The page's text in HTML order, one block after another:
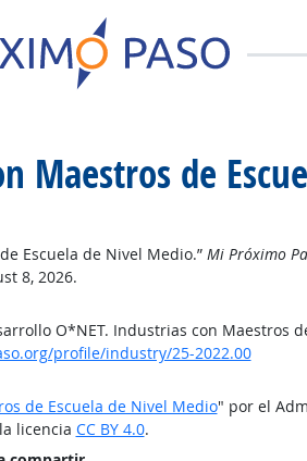
Maestros de
Escuela de Nivel Medio.” Mi Próximo
8, 2026.
O*NET. Industrias con Maestros
profile/industry/25-2022.00
de Escuela de Nivel Medio" por el
licencia CC BY 4.0.